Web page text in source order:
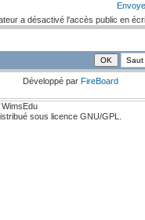
a désactivé l'accès public en
Développé par FireBoard
sous licence GNU/GPL.